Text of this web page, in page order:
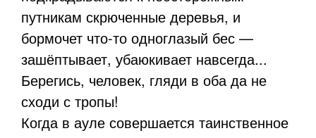
путникам скрюченные деревья, и
бормочет что-то одноглазый бес —
зашёптывает, убаюкивает навсегда...
Берегись, человек, гляди в оба да не
сходи с тропы!
Когда в ауле совершается таинственное